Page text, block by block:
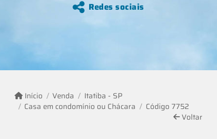
Redes sociais
Início Venda
Itatiba - SP
Casa em condomínio ou Chácara
Código 7752
Voltar